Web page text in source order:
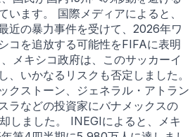
います。 国際メディアによると、
近の暴力事件を受けて、2026年ワ
コを追放する可能性をFIFAに表明
メキシコ政府は、このサッカーイ
、いかなるリスクも否定しました。
クストーン、ジェネラル・アトラン
ラなどの投資家にバナメックスの
しました。 INEGIによると、メキ